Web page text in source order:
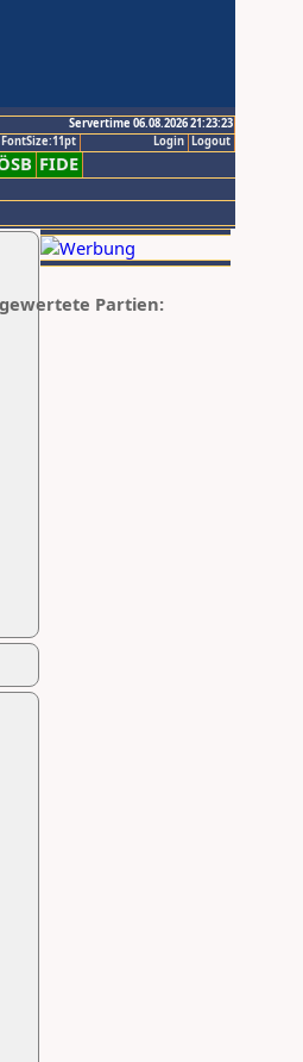
Servertime 06.08.2026 21:23:23
Logout
Login
FontSize:11pt
FIDE
gewertete Partien: